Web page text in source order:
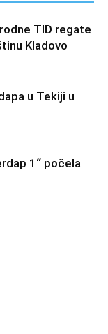
TID regate
Kladovo
u Tekiji u
1“ počela